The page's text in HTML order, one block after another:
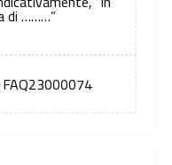
di ………”
FAQ23000074